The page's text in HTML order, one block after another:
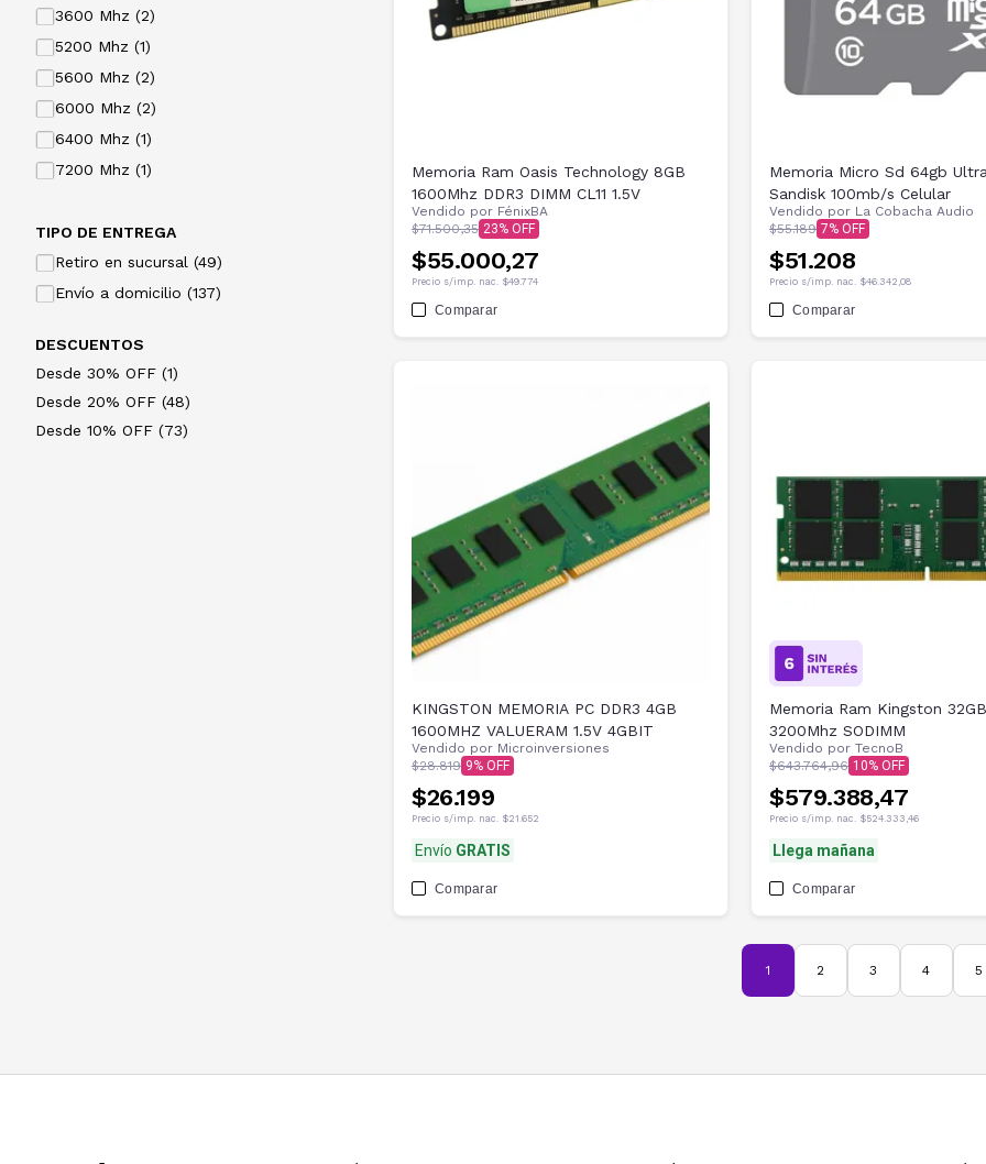
3600 Mhz (2)
5200 Mhz (1)
5600 Mhz (2)
6000 Mhz (2)
6400 Mhz (1)
7200 Mhz (1)
TIPO DE ENTREGA
Retiro en sucursal (49)
Envío a domicilio (137)
DESCUENTOS
Desde 30% OFF (1)
Desde 20% OFF (48)
Desde 10% OFF (73)
Memoria Ram Oasis Technology 8GB
1600Mhz DDR3 DIMM CL11 1.5V
Vendido por FénixBA
$71.500,35 23
$55.000,27
Precio s/imp. nac. $49.774
Comparar
Memoria Micro Sd 64gb
Sandisk 100mb/s Celular
Vendido por La Cobacha Audio
$55.189 7
$51.208
Precio s/imp. nac. $46.342,08
Comparar
KINGSTON MEMORIA PC DDR3 4GB
1600MHZ VALUERAM 1.5V 4GBIT
Vendido por Microinversiones
$28.819 9
$26.199
Precio s/imp. nac. $21.652
Envío GRATIS
Comparar
Memoria Ram Kingston
3200Mhz SODIMM
Vendido por TecnoB
$643.764,96 10
$579.388,47
Precio s/imp. nac. $524.333,46
Llega mañana
Comparar
1 2 3 4 5